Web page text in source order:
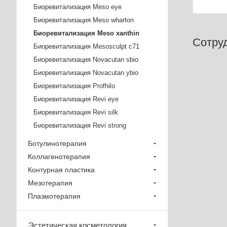
Биоревитализация Meso eye
Биоревитализация Meso wharton
Биоревитализация Meso xanthin
Биоревитализация Mesosculpt c71
Биоревитализация Novacutan sbio
Биоревитализация Novacutan ybio
Биоревитализация Profhilo
Биоревитализация Revi eye
Биоревитализация Revi silk
Биоревитализация Revi strong
Ботулинотерапия
Коллагенотерапия
Контурная пластика
Мезотерапия
Плазмотерапия
Эстетическая косметология